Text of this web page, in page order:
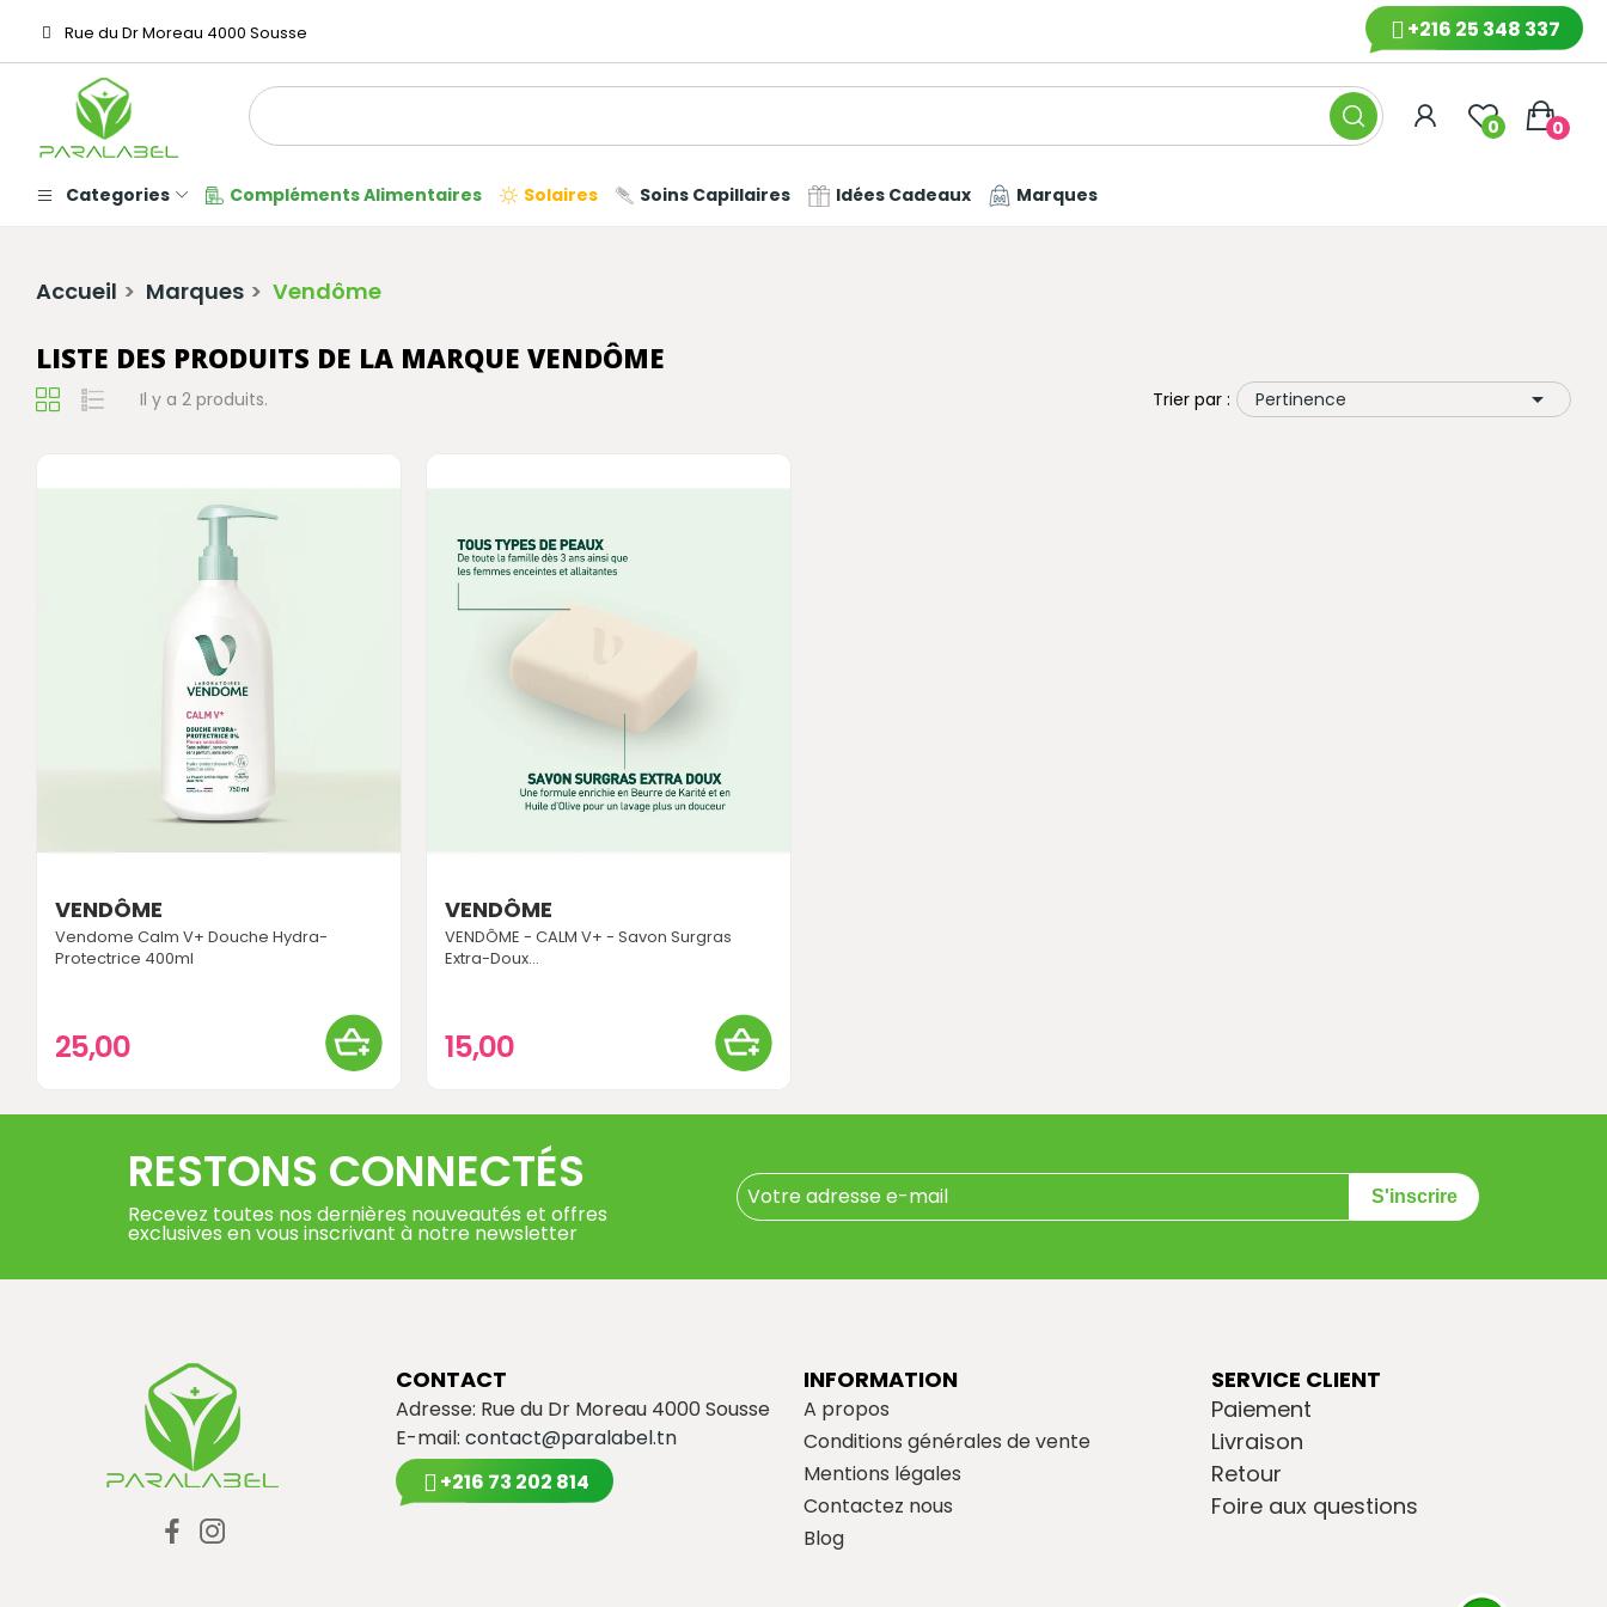
Rue du Dr Moreau 4000 Sousse +216 25 348 337
0 0
Categories Compléments Alimentaires Solaires Soins Capillaires Idées Cadeaux Marques
Accueil Marques Vendôme
LISTE DES PRODUITS DE LA MARQUE VENDÔME
Il y a 2 produits. Trier par : Pertinence 
VENDÔME
Vendome Calm V+ Douche Hydra-
Protectrice 400ml
25,00
VENDÔME
VENDÔME - CALM V+ - Savon Surgras
Extra-Doux...
15,00
RESTONS CONNECTÉS
Recevez toutes nos dernières nouveautés et offres
exclusives en vous inscrivant à notre newsletter
S'inscrire
CONTACT
Adresse: Rue du Dr Moreau 4000 Sousse
E-mail: contact@paralabel.tn
+216 73 202 814
INFORMATION
A propos
Conditions générales de vente
Mentions légales
Contactez nous
Blog
SERVICE CLIENT
Paiement
Livraison
Retour
Foire aux questions